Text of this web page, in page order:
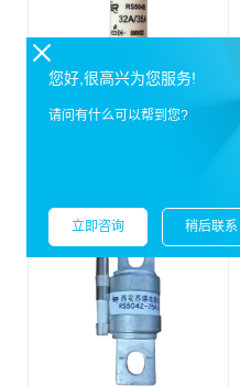
您好,很高兴为您服务!
请问有什么可以帮到您?
立即咨询 稍后联系